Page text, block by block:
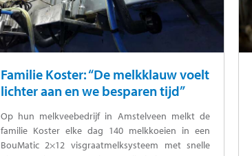
Familie Koster: “De melkklauw voelt
lichter aan en we besparen tijd”
Op hun melkveebedrijf in Amstelveen melkt de
familie Koster elke dag 140 melkkoeien in een
BouMatic 2×12 visgraatmelksysteem met snelle